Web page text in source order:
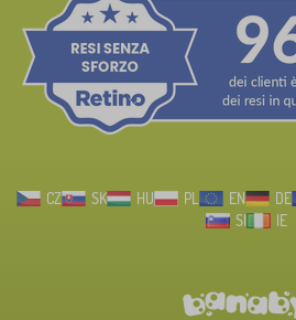
CZ SK HU PL EN DE
SI
IE